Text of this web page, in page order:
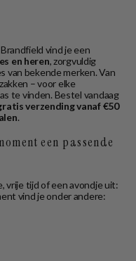
vind je een
en heren, zorgvuldig
van bekende merken. Van
– voor elke
te vinden. Bestel vandaag
verzending vanaf €50
.
een passende
vrije tijd of een avondje uit:
vind je onder andere: